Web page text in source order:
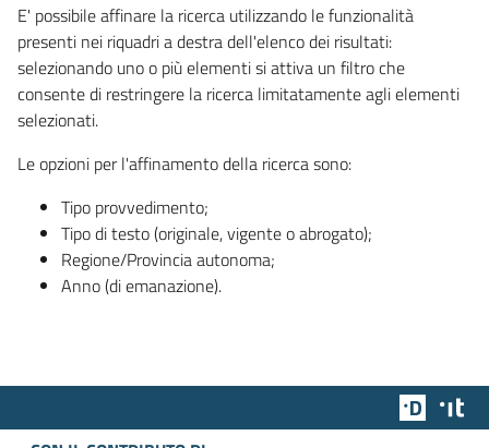
E' possibile affinare la ricerca utilizzando le funzionalità
presenti nei riquadri a destra dell'elenco dei risultati:
selezionando uno o più elementi si attiva un filtro che
consente di restringere la ricerca limitatamente agli elementi
selezionati.
Le opzioni per l'affinamento della ricerca sono:
Tipo provvedimento;
Tipo di testo (originale, vigente o abrogato);
Regione/Provincia autonoma;
Anno (di emanazione).
Team